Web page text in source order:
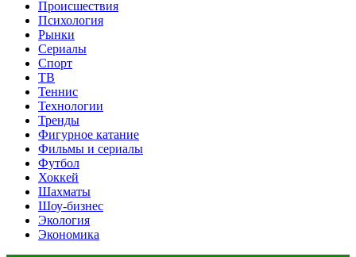
Происшествия
Психология
Рынки
Сериалы
Спорт
ТВ
Теннис
Технологии
Тренды
Фигурное катание
Фильмы и сериалы
Футбол
Хоккей
Шахматы
Шоу-бизнес
Экология
Экономика